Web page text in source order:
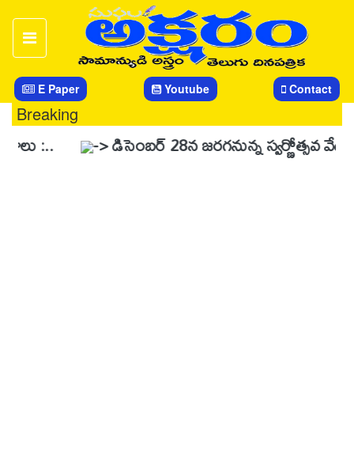
E Paper Youtube Contact
Breaking
-> డిసెంబర్ 28న జరగనున్న స్వర్ణోత్సవ